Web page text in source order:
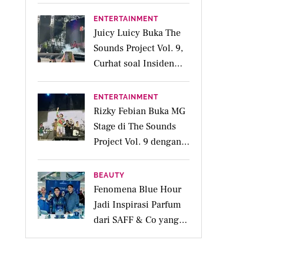
ENTERTAINMENT
Juicy Luicy Buka The
Sounds Project Vol. 9,
Curhat soal Insiden
Salah Kostum
ENTERTAINMENT
Rizky Febian Buka MG
Stage di The Sounds
Project Vol. 9 dengan
Deretan Hitsnya
BEAUTY
Fenomena Blue Hour
Jadi Inspirasi Parfum
dari SAFF & Co yang
Beraroma Hangat dan